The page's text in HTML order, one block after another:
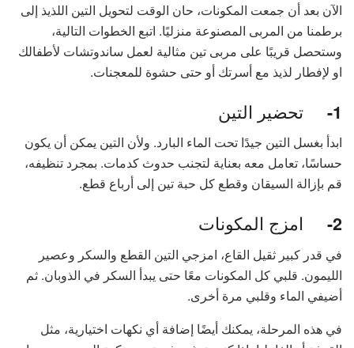
الآن بعد أن جمعت المكونات، حان الوقت لتحويل التين اللذيذ إلى
برطمنا من المربى المصنوعة منزليًا. اتبع الخطوات التالية،
وستحصل قريبًا على مربى تين مثالية لعمل ساندوتشات لأطفالك
او لإفطار لذيذ مع أسرتك أو حتى حشوة للمعجنات.
1- تحضير التين
ابدأ بغسل التين جيدًا تحت الماء البارد. ولأن التين يمكن أن يكون
حساسًا، تعامل معه بعناية لتجنب حدوث كدمات. بمجرد تنظيفه،
قم بإزالة السيقان وقطع كل حبة تين إلى أرباع قطع.
2- امزج المكونات
في قدر كبير ثقيل القاع، امزجي التين القطع والسكر وعصير
الليمون. قلبي كل المكونات معًا حتى يبدأ السكر في الذوبان. ثم
أضيفي الماء وقلبي مرة أخرى.
في هذه المرحلة، يمكنك أيضًا إضافة أي نكهات اختيارية، مثل